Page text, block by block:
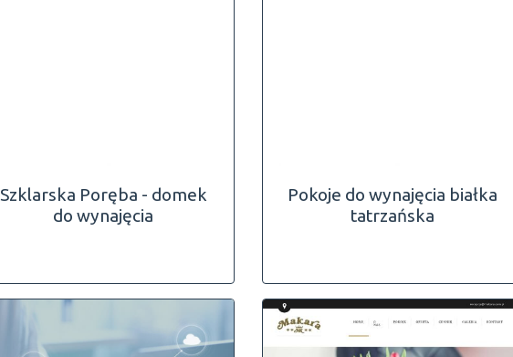
Szklarska Poręba - domek
do wynajęcia
Pokoje do wynajęcia białka
tatrzańska